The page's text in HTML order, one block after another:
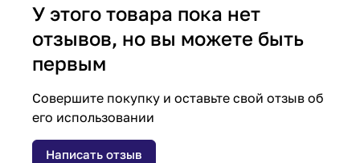
У этого товара пока нет
отзывов, но вы можете быть
первым
Совершите покупку и оставьте свой отзыв об
его использовании
Написать отзыв